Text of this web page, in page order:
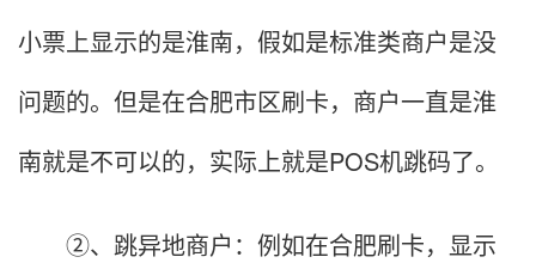
小票上显示的是淮南，假如是标准类商户是没
问题的。但是在合肥市区刷卡，商户一直是淮
南就是不可以的，实际上就是POS机跳码了。
②、跳异地商户：例如在合肥刷卡，显示